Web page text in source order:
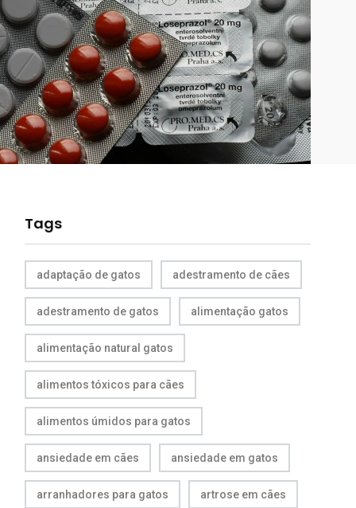
Tags
adaptação de gatos adestramento de cães
adestramento de gatos alimentação gatos
alimentação natural gatos
alimentos tóxicos para cães
alimentos úmidos para gatos
ansiedade em cães ansiedade em gatos
arranhadores para gatos artrose em cães